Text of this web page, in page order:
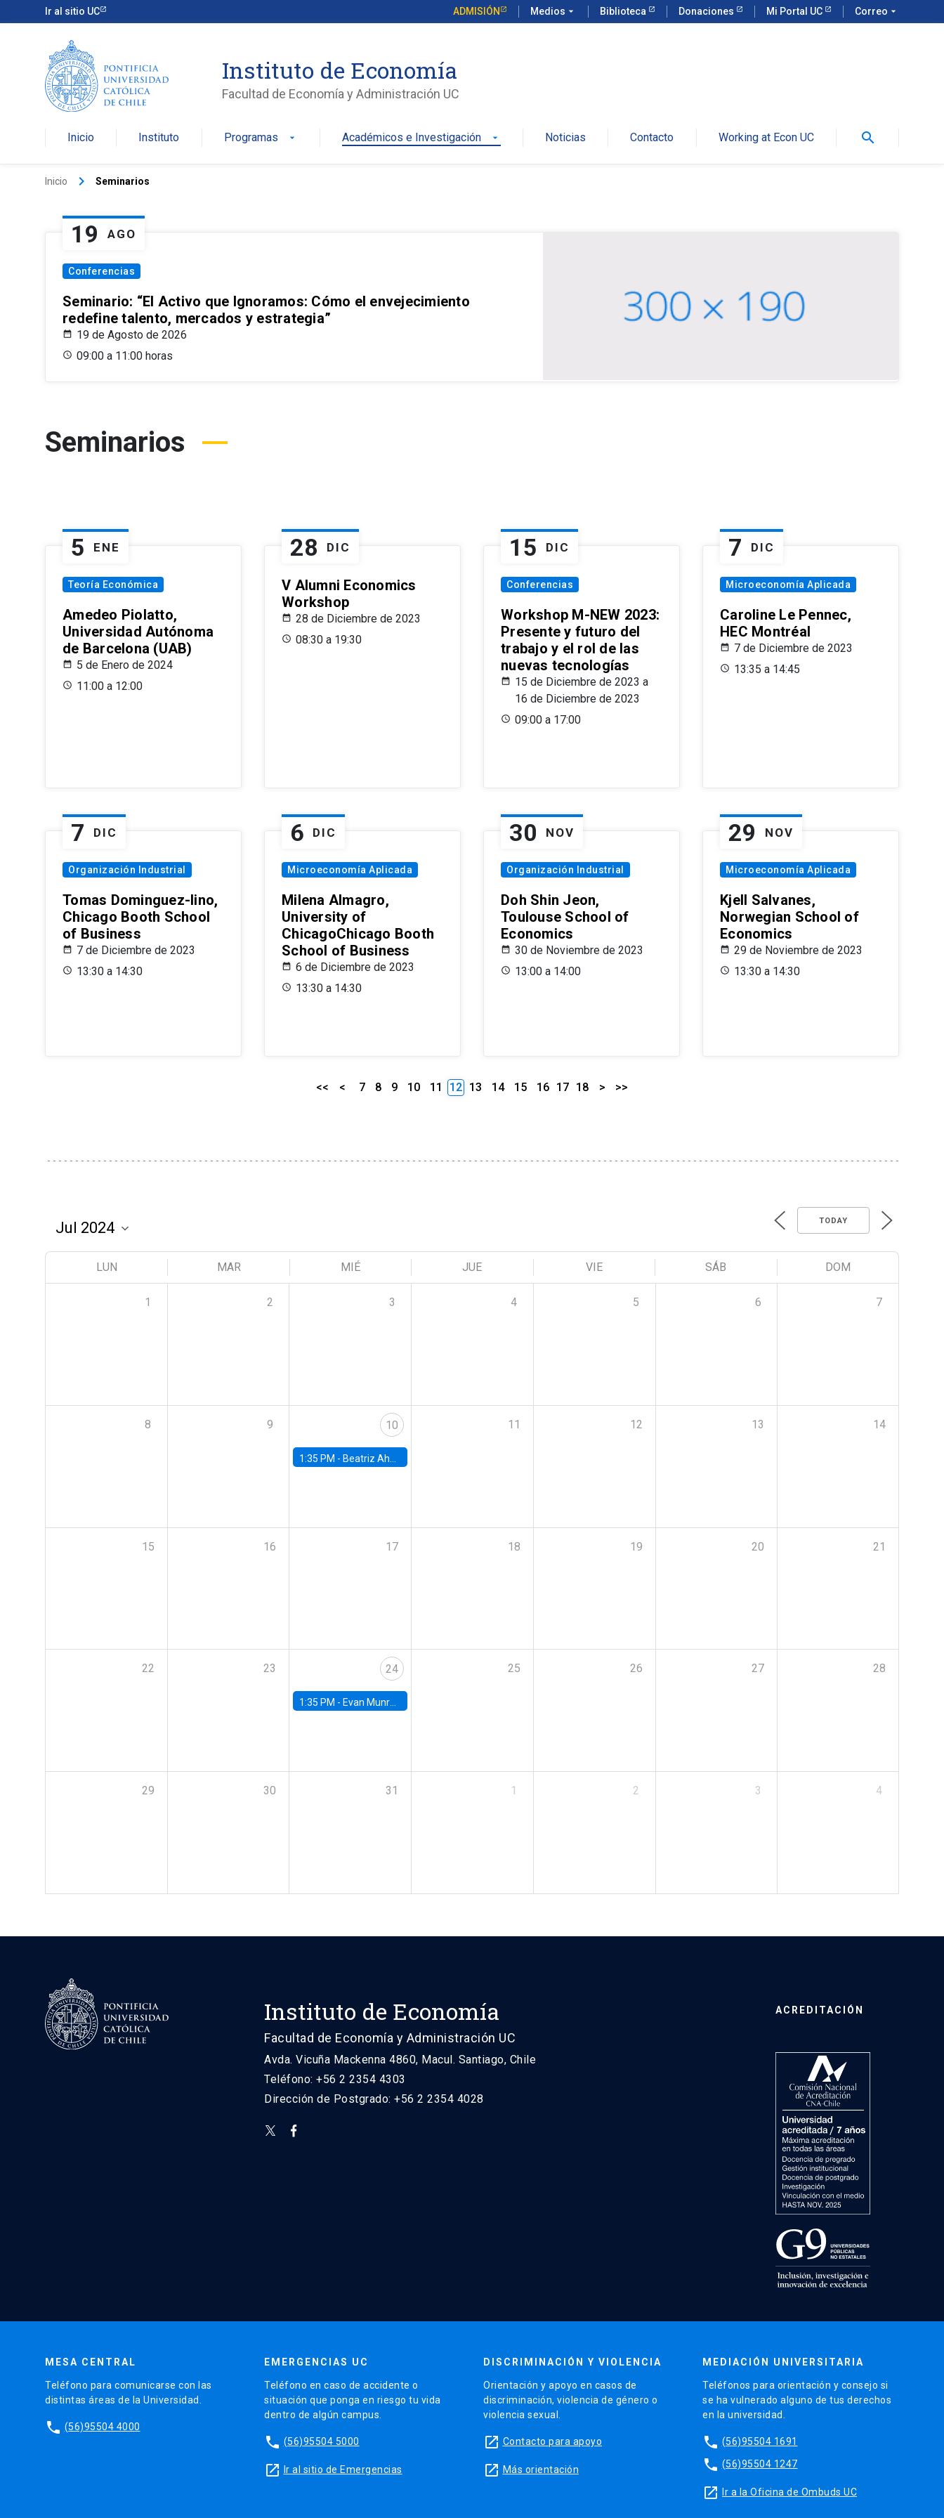
Ir al sitio UC ADMISIÓN Medios arrow_drop_down Biblioteca Donaciones Mi Portal UC Correo arrow_drop_down
Instituto de Economía
Facultad de Economía y Administración UC
Inicio Instituto Programas arrow_drop_down Académicos e Investigación arrow_drop_down Noticias Contacto Working at Econ UC search
Inicio keyboard_arrow_right Seminarios
19 AGO
Conferencias
Seminario: “El Activo que Ignoramos: Cómo el envejecimiento
redefine talento, mercados y estrategia”
19 de Agosto de 2026
09:00 a 11:00 horas
Seminarios
5 ENE
Teoría Económica
Amedeo Piolatto,
Universidad Autónoma
de Barcelona (UAB)
5 de Enero de 2024
11:00 a 12:00
28 DIC
V Alumni Economics
Workshop
28 de Diciembre de 2023
08:30 a 19:30
15 DIC
Conferencias
Workshop M-NEW 2023:
Presente y futuro del
trabajo y el rol de las
nuevas tecnologías
15 de Diciembre de 2023 a
16 de Diciembre de 2023
09:00 a 17:00
7 DIC
Microeconomía Aplicada
Caroline Le Pennec,
HEC Montréal
7 de Diciembre de 2023
13:35 a 14:45
7 DIC
Organización Industrial
Tomas Dominguez-Iino,
Chicago Booth School
of Business
7 de Diciembre de 2023
13:30 a 14:30
6 DIC
Microeconomía Aplicada
Milena Almagro,
University of
ChicagoChicago Booth
School of Business
6 de Diciembre de 2023
13:30 a 14:30
30 NOV
Organización Industrial
Doh Shin Jeon,
Toulouse School of
Economics
30 de Noviembre de 2023
13:00 a 14:00
29 NOV
Microeconomía Aplicada
Kjell Salvanes,
Norwegian School of
Economics
29 de Noviembre de 2023
13:30 a 14:30
<< < 7 8 9 10 11 12 13 14 15 16 17 18 > >>
TODAY
LUN MAR MIÉ JUE VIE SÁB DOM
1 2 3 4 5 6 7
8 9 10
1:35 PM - Beatriz Ahumada, PhD candidate, Universidad de Pittsburgh
11 12 13 14
15 16 17 18 19 20 21
22 23 24
1:35 PM - Evan Munro, Neyman Visiting Assistant Professor in the Department of Statistics at UC Berkeley
25 26 27 28
29 30 31 1 2 3 4
Instituto de Economía
Facultad de Economía y Administración UC
Avda. Vicuña Mackenna 4860, Macul. Santiago, Chile
Teléfono: +56 2 2354 4303
Dirección de Postgrado: +56 2 2354 4028
ACREDITACIÓN
MESA CENTRAL
Teléfono para comunicarse con las
distintas áreas de la Universidad.
phone (56)95504 4000
EMERGENCIAS UC
Teléfono en caso de accidente o
situación que ponga en riesgo tu vida
dentro de algún campus.
phone (56)95504 5000
launch Ir al sitio de Emergencias
DISCRIMINACIÓN Y VIOLENCIA
Orientación y apoyo en casos de
discriminación, violencia de género o
violencia sexual.
launch Contacto para apoyo
launch Más orientación
MEDIACIÓN UNIVERSITARIA
Teléfonos para orientación y consejo si
se ha vulnerado alguno de tus derechos
en la universidad.
phone (56)95504 1691
phone (56)95504 1247
launch Ir a la Oficina de Ombuds UC